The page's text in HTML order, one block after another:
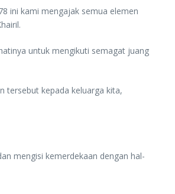
ini kami mengajak semua elemen
untuk mengikuti semagat juang
tersebut kepada keluarga kita,
mengisi kemerdekaan dengan hal-